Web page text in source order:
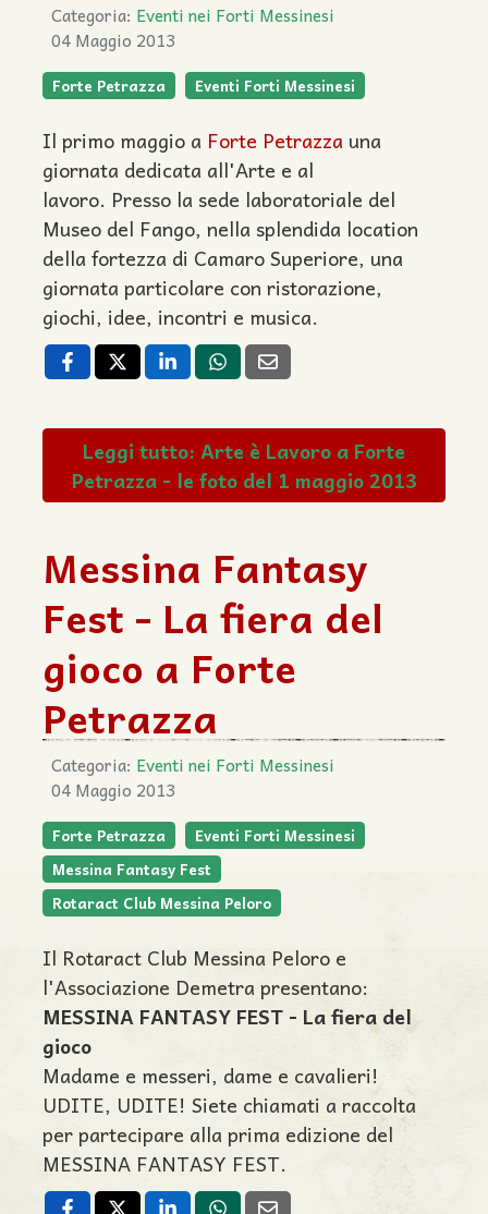
Categoria: Eventi nei Forti Messinesi
04 Maggio 2013
Forte Petrazza Eventi Forti Messinesi
Il primo maggio a Forte Petrazza una
giornata dedicata all'Arte e al
lavoro. Presso la sede laboratoriale del
Museo del Fango, nella splendida location
della fortezza di Camaro Superiore, una
giornata particolare con ristorazione,
giochi, idee, incontri e musica.
Leggi tutto: Arte è Lavoro a Forte
Petrazza - le foto del 1 maggio 2013
Messina Fantasy
Fest - La fiera del
gioco a Forte
Petrazza
Categoria: Eventi nei Forti Messinesi
04 Maggio 2013
Forte Petrazza
Eventi Forti Messinesi
Messina Fantasy Fest
Rotaract Club Messina Peloro
Il Rotaract Club Messina Peloro e
l'Associazione Demetra presentano:
MESSINA FANTASY FEST - La fiera del
gioco
Madame e messeri, dame e cavalieri!
UDITE, UDITE! Siete chiamati a raccolta
per partecipare alla prima edizione del
MESSINA FANTASY FEST.